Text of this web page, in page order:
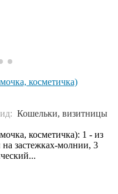
косметичка)
Кошельки, визитницы
косметичка): 1 - из
застежках-молнии, 3